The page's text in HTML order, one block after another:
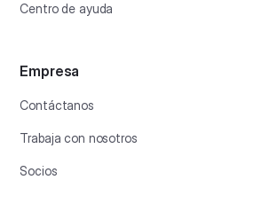
Centro de ayuda
Empresa
Contáctanos
Trabaja con nosotros
Socios